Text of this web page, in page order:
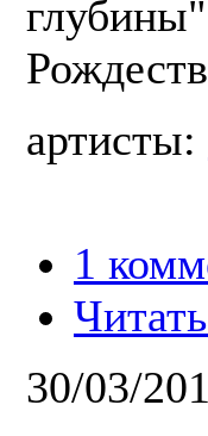
артисты:
1
30/03/